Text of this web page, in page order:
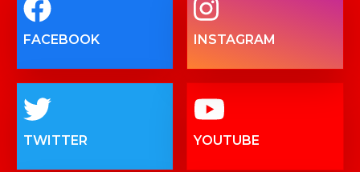
FACEBOOK INSTAGRAM
TWITTER YOUTUBE